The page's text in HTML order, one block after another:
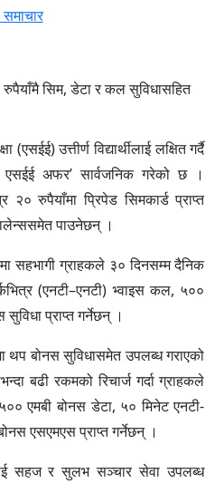
(एसईई) उत्तीर्ण विद्यार्थीलाई लक्षित गर्दै
अफर’ सार्वजनिक गरेको छ ।
२० रुपैयाँमा प्रिपेड सिमकार्ड प्राप्त
पाउनेछन् ।
सहभागी ग्राहकले ३० दिनसम्म दैनिक
(एनटी–एनटी) भ्वाइस कल, ५००
प्राप्त गर्नेछन् ।
थप बोनस सुविधासमेत उपलब्ध गराएको
बढी रकमको रिचार्ज गर्दा ग्राहकले
एमबी बोनस डेटा, ५० मिनेट एनटी-
एसएमएस प्राप्त गर्नेछन् ।
सहज र सुलभ सञ्चार सेवा उपलब्ध